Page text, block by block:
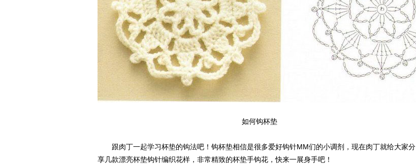
如何钩杯垫
跟肉丁一起学习杯垫的钩法吧！钩杯垫相信是很多爱好钩针MM们的小调剂，现在肉丁就给大家分
享几款漂亮杯垫钩针编织花样，非常精致的杯垫手钩花，快来一展身手吧！